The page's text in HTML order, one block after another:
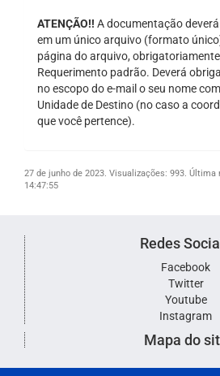
ATENÇÃO!! A documentação
em um único arquivo (formato
página do arquivo,
Requerimento padrão. Deverá
no escopo do e-mail o seu nome
Unidade de Destino (no caso a
que você pertence).
27 de junho de 2023. Visualizações: 993. Última
14:47:55
Redes
Facebook
Twitter
Youtube
Instagram
Mapa do